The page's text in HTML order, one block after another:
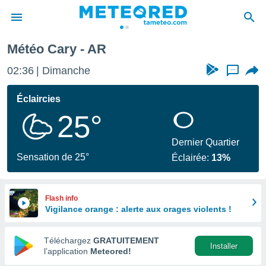
de
Météo Cary - AR
02:36 Dimanche ...
Éclaircies
25°
Sensation de 25°
Dernier Quartier
Éclairée: 13%
Flash info
Vigilance orange : alerte aux orages violents !
Téléchargez GRATUITEMENT
l’application Meteored!
Installer